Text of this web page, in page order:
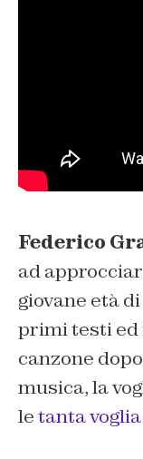
Federico
ad
giovane età
primi testi ed
canzone
musica, la
letanta voglia